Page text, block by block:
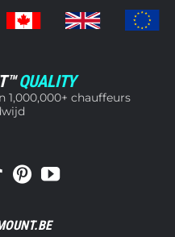
QUALITY
chauffeurs